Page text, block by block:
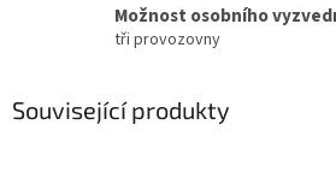
Možnost osobního
tři provozovny
Související produkty